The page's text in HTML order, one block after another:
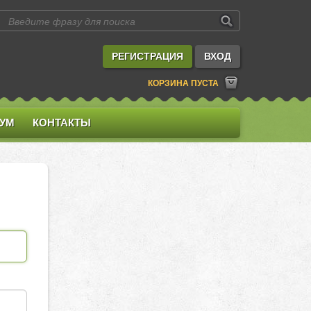
РЕГИСТРАЦИЯ ВХОД
КОРЗИНА ПУСТА
КОНТАКТЫ